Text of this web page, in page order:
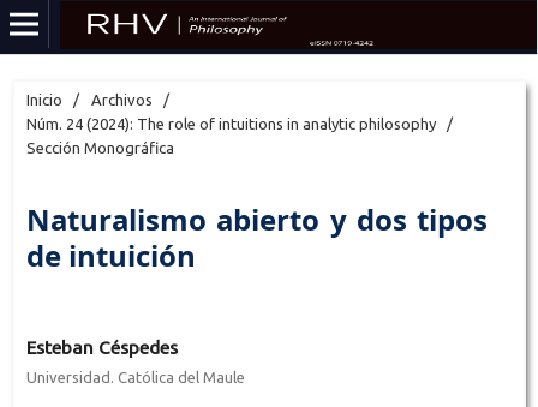
Inicio / Archivos
/
Núm. 24 (2024): The role of intuitions in analytic philosophy
/
Sección Monográfica
Naturalismo abierto y dos tipos
de intuición
Esteban Céspedes
Universidad. Católica del Maule